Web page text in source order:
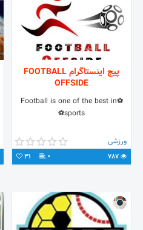
پیج اینستاگرام FOOTBALL
OFFSIDE
⚽Football is one of the best in
sports⚽
ورزشی
0
31